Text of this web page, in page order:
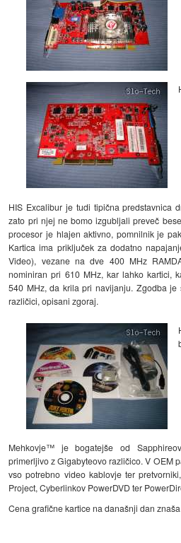
HIS Excalibur je tudi tipična predstavnica
zato pri njej ne bomo izgubljali preveč
procesor je hlajen aktivno, pomnilnik je
Kartica ima priključek za dodatno
Video), vezane na dve 400 MHz
nominiran pri 610 MHz, kar lahko kartici,
540 MHz, da krila pri navijanju. Zgodba je
različici, opisani zgoraj.
Mehkovje™ je bogatejše od
primerljivo z Gigabyteovo različico. V OEM
vso potrebno video kablovje ter
Project, Cyberlinkov PowerDVD ter
Cena grafične kartice na današnji dan